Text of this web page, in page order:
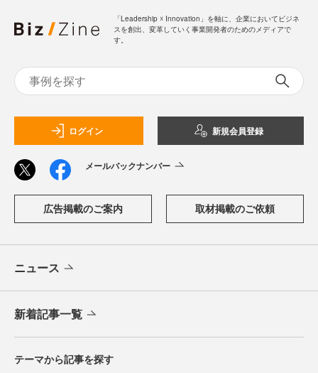
「Leadership ☓ Innovation」を軸に、企業においてビジネ
スを創出、変革していく事業開発者のためのメディアで
す。
ログイン 新規会員登録
メールバックナンバー
広告掲載のご案内 取材掲載のご依頼
ニュース
新着記事一覧
テーマから記事を探す